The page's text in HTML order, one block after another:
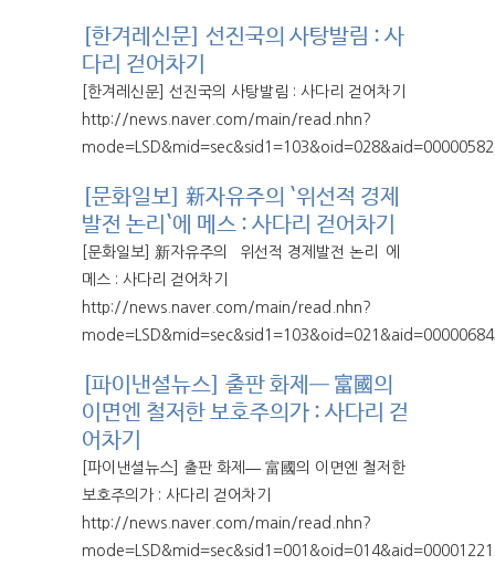
[한겨레신문] 선진국의 사탕발림 : 사
다리 걷어차기
[한겨레신문] 선진국의 사탕발림 : 사다리 걷어차기
http://news.naver.com/main/read.nhn?
[문화일보] 新자유주의 `위선적 경제
발전 논리`에 메스 : 사다리 걷어차기
[문화일보] 新자유주의 `위선적 경제발전 논리`에
메스 : 사다리 걷어차기
http://news.naver.com/main/read.nhn?
[파이낸셜뉴스] 출판 화제― 富國의
이면엔 철저한 보호주의가 : 사다리 걷
어차기
[파이낸셜뉴스] 출판 화제― 富國의 이면엔 철저한
보호주의가 : 사다리 걷어차기
http://news.naver.com/main/read.nhn?